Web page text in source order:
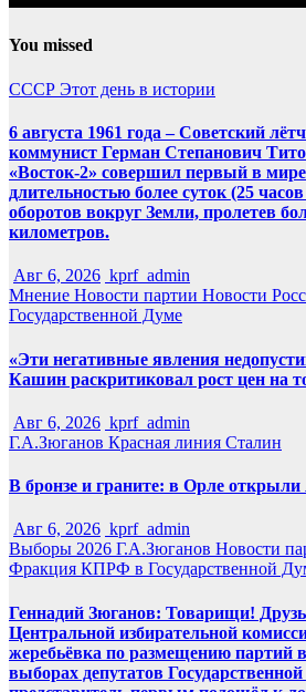
You missed
СССР Этот день в истории
6 августа 1961 года – Советский
коммунист Герман Степанович
«Восток-2» совершил первый в
длительностью более суток (25
оборотов вокруг Земли, пролетев
километров.
Авг 6, 2026 kprf_admin
Мнение Новости партии Новости
Государственной Думе
«Эти негативные явления
Кашин раскритиковал рост цен на
Авг 6, 2026 kprf_admin
Г.А.Зюганов Красная линия Сталин
В бронзе и граните: в Орле
Авг 6, 2026 kprf_admin
Выборы 2026 Г.А.Зюганов Новости
Фракция КПРФ в Государственной
Геннадий Зюганов: Товарищи!
Центральной избирательной
жеребьёвка по размещению партий
выборах депутатов